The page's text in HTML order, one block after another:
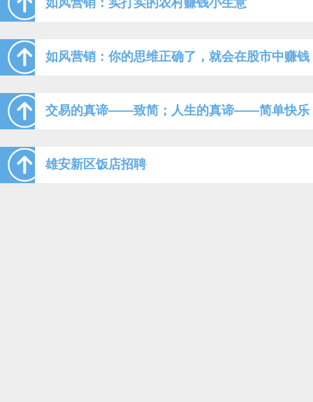
如风营销：实打实的农村赚钱小生意
如风营销：你的思维正确了，就会在股市中赚
交易的真谛——致简；人生的真谛——简单快乐
雄安新区饭店招聘